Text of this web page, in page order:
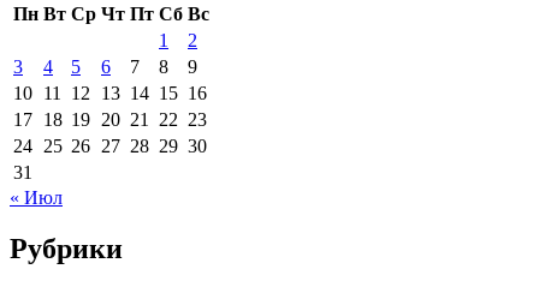
Пн Вт Ср Чт Пт Сб Вс
1
2
3
4 5 6 7 8
9
10 11 12 13 14 15 16
17 18 19 20 21 22 23
24 25 26 27 28 29 30
31
« Июл
Рубрики